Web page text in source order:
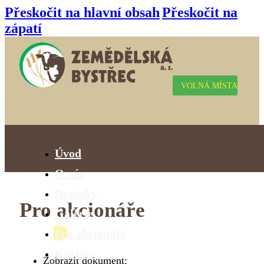
Přeskočit na hlavní obsahPřeskočit na
zápatí
VOLNÁ MÍSTA
Úvod
O nás
Galerie
Pro akcionáře
Pro akcionáře
Zobrazit dokument: